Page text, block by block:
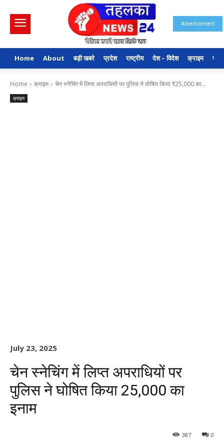
Advertisement
Home About बड़ी खबरे प्रदेश राष्ट्रीय देश – विदेश क्राइम
Home क्राइम चेन स्नेचिंग में लिप्त अपराधियों पर पुलिस ने घोषित किया ₹25,000 का...
क्राइम
July 23, 2025
चेन स्नेचिंग में लिप्त अपराधियों पर
पुलिस ने घोषित किया ₹25,000 का
इनाम
0
387